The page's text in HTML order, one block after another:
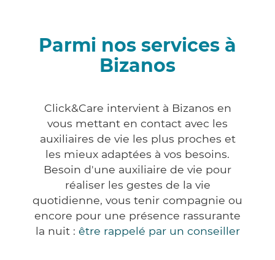
Parmi nos services à
Bizanos
Click&Care intervient à Bizanos en
vous mettant en contact avec les
auxiliaires de vie les plus proches et
les mieux adaptées à vos besoins.
Besoin d'une auxiliaire de vie pour
réaliser les gestes de la vie
quotidienne, vous tenir compagnie ou
encore pour une présence rassurante
la nuit : être rappelé par un conseiller